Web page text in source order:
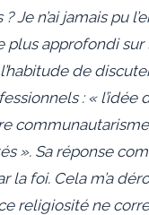
Je n’ai jamais pu
plus approfondi sur
l’habitude de
: « l’idée
». Sa réponse
la foi. Cela m’a
religiosité ne